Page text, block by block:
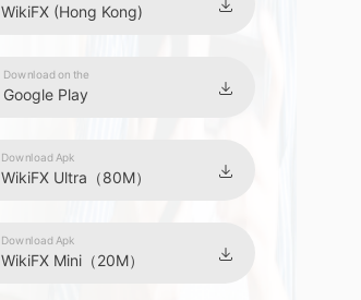
WikiFX (Hong Kong)
Download on the
Google Play
Download Apk
WikiFX Ultra（80M）
Download Apk
WikiFX Mini（20M）